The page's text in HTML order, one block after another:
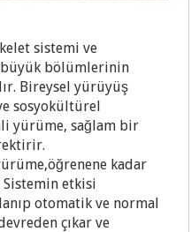
sistemi ve
bölümlerinin
Bireysel yürüyüş
sosyokültürel
yürüme, sağlam bir
kadar
etkisi
otomatik ve normal
çıkar ve